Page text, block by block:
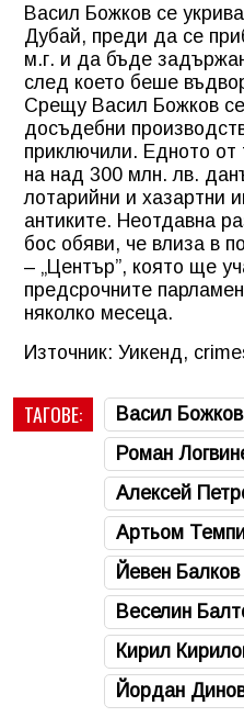
Васил Божков се
Дубай, преди да се
м.г. и да бъде
след което беше
Срещу Васил Божков
досъдебни
приключили. Едното от
на над 300 млн. лв.
лотарийни и хазартни
антиките. Неотдавна
бос обяви, че влиза в
– „Център”, която ще
предсрочните
няколко месеца.
Източник: Уикенд,
ТАГОВЕ: Васил Божков
Роман
Алексей
Артьом
Йевен Балков
Веселин
Кирил
Йордан